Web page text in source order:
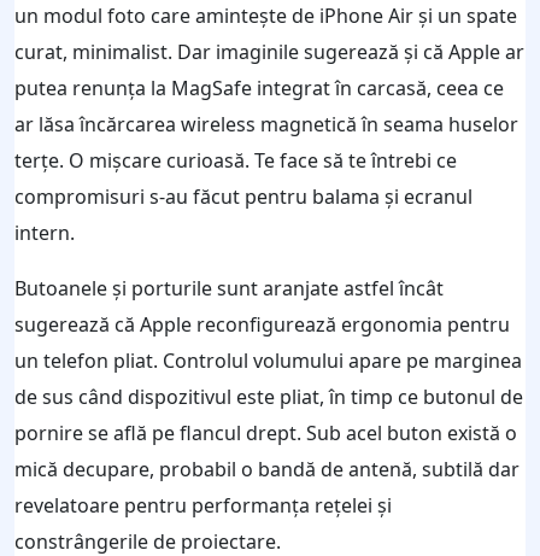
un modul foto care amintește de iPhone Air și un spate
curat, minimalist. Dar imaginile sugerează și că Apple ar
putea renunța la MagSafe integrat în carcasă, ceea ce
ar lăsa încărcarea wireless magnetică în seama huselor
terțe. O mișcare curioasă. Te face să te întrebi ce
compromisuri s-au făcut pentru balama și ecranul
intern.
Butoanele și porturile sunt aranjate astfel încât
sugerează că Apple reconfigurează ergonomia pentru
un telefon pliat. Controlul volumului apare pe marginea
de sus când dispozitivul este pliat, în timp ce butonul de
pornire se află pe flancul drept. Sub acel buton există o
mică decupare, probabil o bandă de antenă, subtilă dar
revelatoare pentru performanța rețelei și
constrângerile de proiectare.